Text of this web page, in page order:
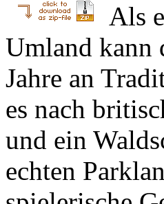
Als
Umland kann
Jahre an
es nach
und ein
echten